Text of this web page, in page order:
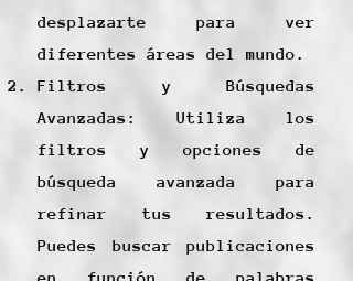
desplazarte para ver
diferentes áreas del mundo.
Filtros y Búsquedas
Avanzadas: Utiliza los
filtros y opciones de
búsqueda avanzada para
refinar tus resultados.
Puedes buscar publicaciones
en función de palabras